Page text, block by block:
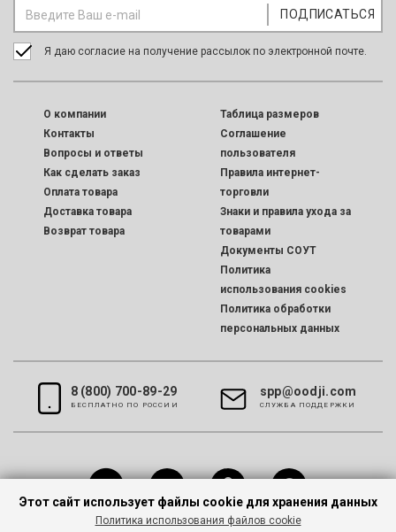
Я даю согласие на получение рассылок по электронной почте.
O компании
Контакты
Вопросы и ответы
Как сделать заказ
Оплата товара
Доставка товара
Возврат товара
Таблица размеров
Соглашение
пользователя
Правила интернет-
торговли
Знаки и правила ухода за
товарами
Документы СОУТ
Политика
использования cookies
Политика обработки
персональных данных
8 (800) 700-89-29
БЕСПЛАТНО ПО РОССИИ
spp@oodji.com
CЛУЖБА ПОДДЕРЖКИ
Этот сайт использует файлы cookie для хранения данных
Политика использования файлов cookie